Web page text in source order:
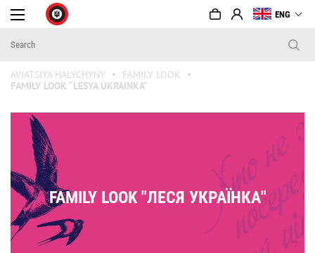
ENG
AVIATSIYA HALYCHYNY
FAMILY LOOK
FAMILY LOOK “LESYA UKRAINKA”
FAMILY LOOK "ЛЕСЯ УКРАЇНКА"